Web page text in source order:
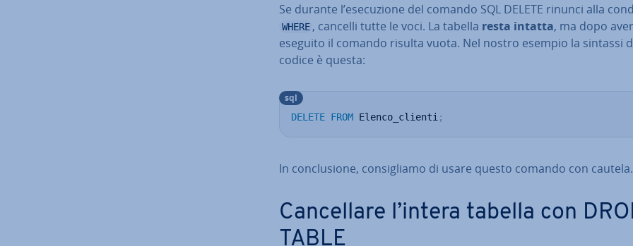
Se durante l’ese­cu­zio­ne del comando SQL DELETE rinunci alla
WHERE , cancelli tutte le voci. La tabella resta intatta, ma dopo aver
eseguito il comando risulta vuota. Nel nostro esempio la sintassi
codice è questa:
DELETE FROM Elenco_clienti ;
sql
In con­clu­sio­ne, con­si­glia­mo di usare questo comando con cautela.
Can­cel­la­re l’intera tabella con
TABLE